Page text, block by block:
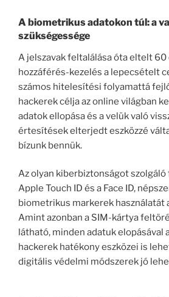
A biometrikus adatokon túl: a
szükségessége
A jelszavak feltalálása óta eltelt 60
hozzáférés-kezelés a lepecsételt
számos hitelesítési folyamattá
hackerek célja az online világban
adatok ellopása és a velük való
értesítések elterjedt eszközzé
bízunk bennük.
Az olyan kiberbiztonságot szolgáló
Apple Touch ID és a Face ID,
biometrikus markerek használatát
Amint azonban a SIM-kártya
látható, minden adatuk elopásával
hackerek hatékony eszközei is
digitális védelmi módszerek jó